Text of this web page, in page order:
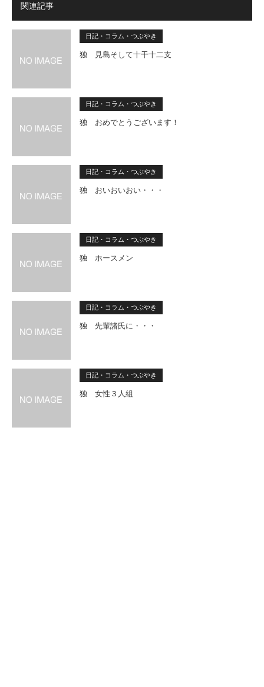
関連記事
日記・コラム・つぶやき
独 見島そして十干十二支
日記・コラム・つぶやき
独 おめでとうございます！
日記・コラム・つぶやき
独 おいおいおい・・・
日記・コラム・つぶやき
独 ホースメン
日記・コラム・つぶやき
独 先輩諸氏に・・・
日記・コラム・つぶやき
独 女性３人組